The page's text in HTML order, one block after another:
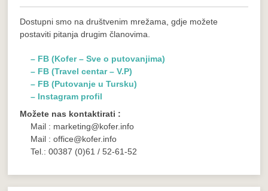
Dostupni smo na društvenim mrežama, gdje možete
postaviti pitanja drugim članovima.
– FB (Kofer – Sve o putovanjima)
– FB (Travel centar – V.P)
– FB (Putovanje u Tursku)
– Instagram profil
Možete nas kontaktirati :
Mail : marketing@kofer.info
Mail : office@kofer.info
Tel.: 00387 (0)61 / 52-61-52